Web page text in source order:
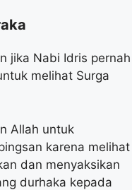
jika Nabi Idris pernah
melihat Surga
Allah untuk
karena melihat
dan menyaksikan
durhaka kepada